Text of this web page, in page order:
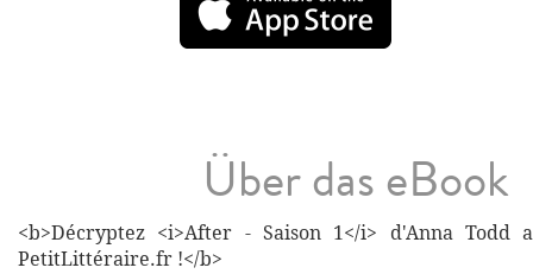
Über das eBook
<b>Décryptez <i>After - Saison 1</i> d'Anna Todd
PetitLittéraire.fr !</b>